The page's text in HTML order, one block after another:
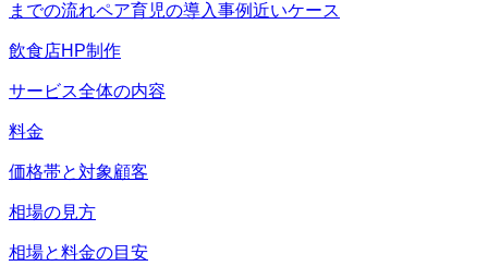
までの流れペア育児の導入事例近いケース
飲食店HP制作
サービス全体の内容
料金
価格帯と対象顧客
相場の見方
相場と料金の目安